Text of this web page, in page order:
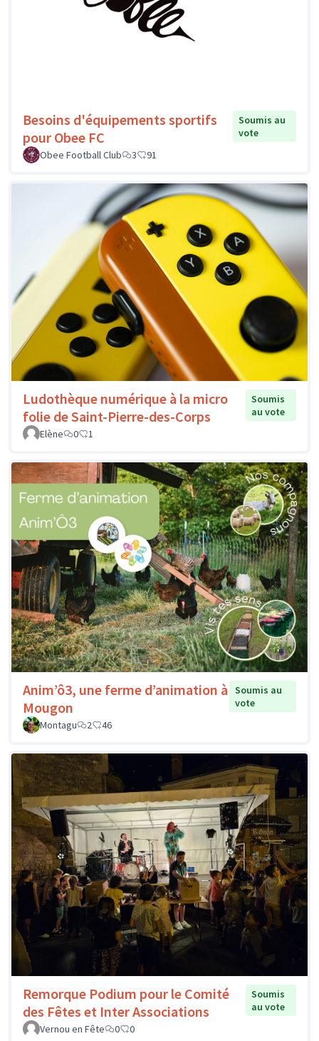
Besoins d'équipements sportifs
pour Obee FC
Soumis au
vote
Obee Football Club
3 91
Ludothèque numérique à la micro
folie de Saint-Pierre-des-Corps
Soumis
au vote
Elène
0 1
Anim’ô3, une ferme d’animation à
Mougon
Soumis au
vote
Montagu
2 46
Remorque Podium pour le Comité
des Fêtes et Inter Associations
Soumis
au vote
Vernou en Fête
0 0